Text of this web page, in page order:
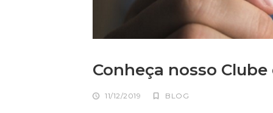
Conheça nosso
11/12/2019 BLOG